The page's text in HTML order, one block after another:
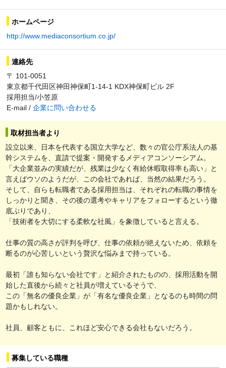
ホームページ
http://www.mediaconsortium.co.jp/
連絡先
〒 101-0051
東京都千代田区神田神保町1-14-1 KDX神保町ビル 2F
採用担当/小笠原
E-mail / 企業に問い合わせる
取材担当者より
設立以来、日本を代表する国立大学など、数々の官公庁系法人の基
幹システムを、直請で提案・開発するメディアコンソーシアム。
「大企業並みの実績だが、残業は少なく有給休暇取得率も高い」と
言えばウソのようだが、この会社であれば、当然の結果だろう。
そして、自らも転職者である採用担当は、それぞれの転職の事情を
しっかりと聞き、その後の選考やキャリアをフォローするという徹
底ぶりであり、
「技術者を大切にする柔軟な社風」を象徴していると言える。
仕事の質の高さが評判を呼び、仕事の依頼が絶えないため、依頼を
断るのが心苦しいという贅沢な悩みまで持っている。
最初「誰も知らない会社です」と紹介されたものの、採用活動を開
始した直後から続々と社員が増えているそうで、
この「無名の優良企業」が「有名な優良企業」となるのも時間の問
題かもしれない。
社員、顧客ともに、これほど安心できる会社もないだろう。
募集している職種